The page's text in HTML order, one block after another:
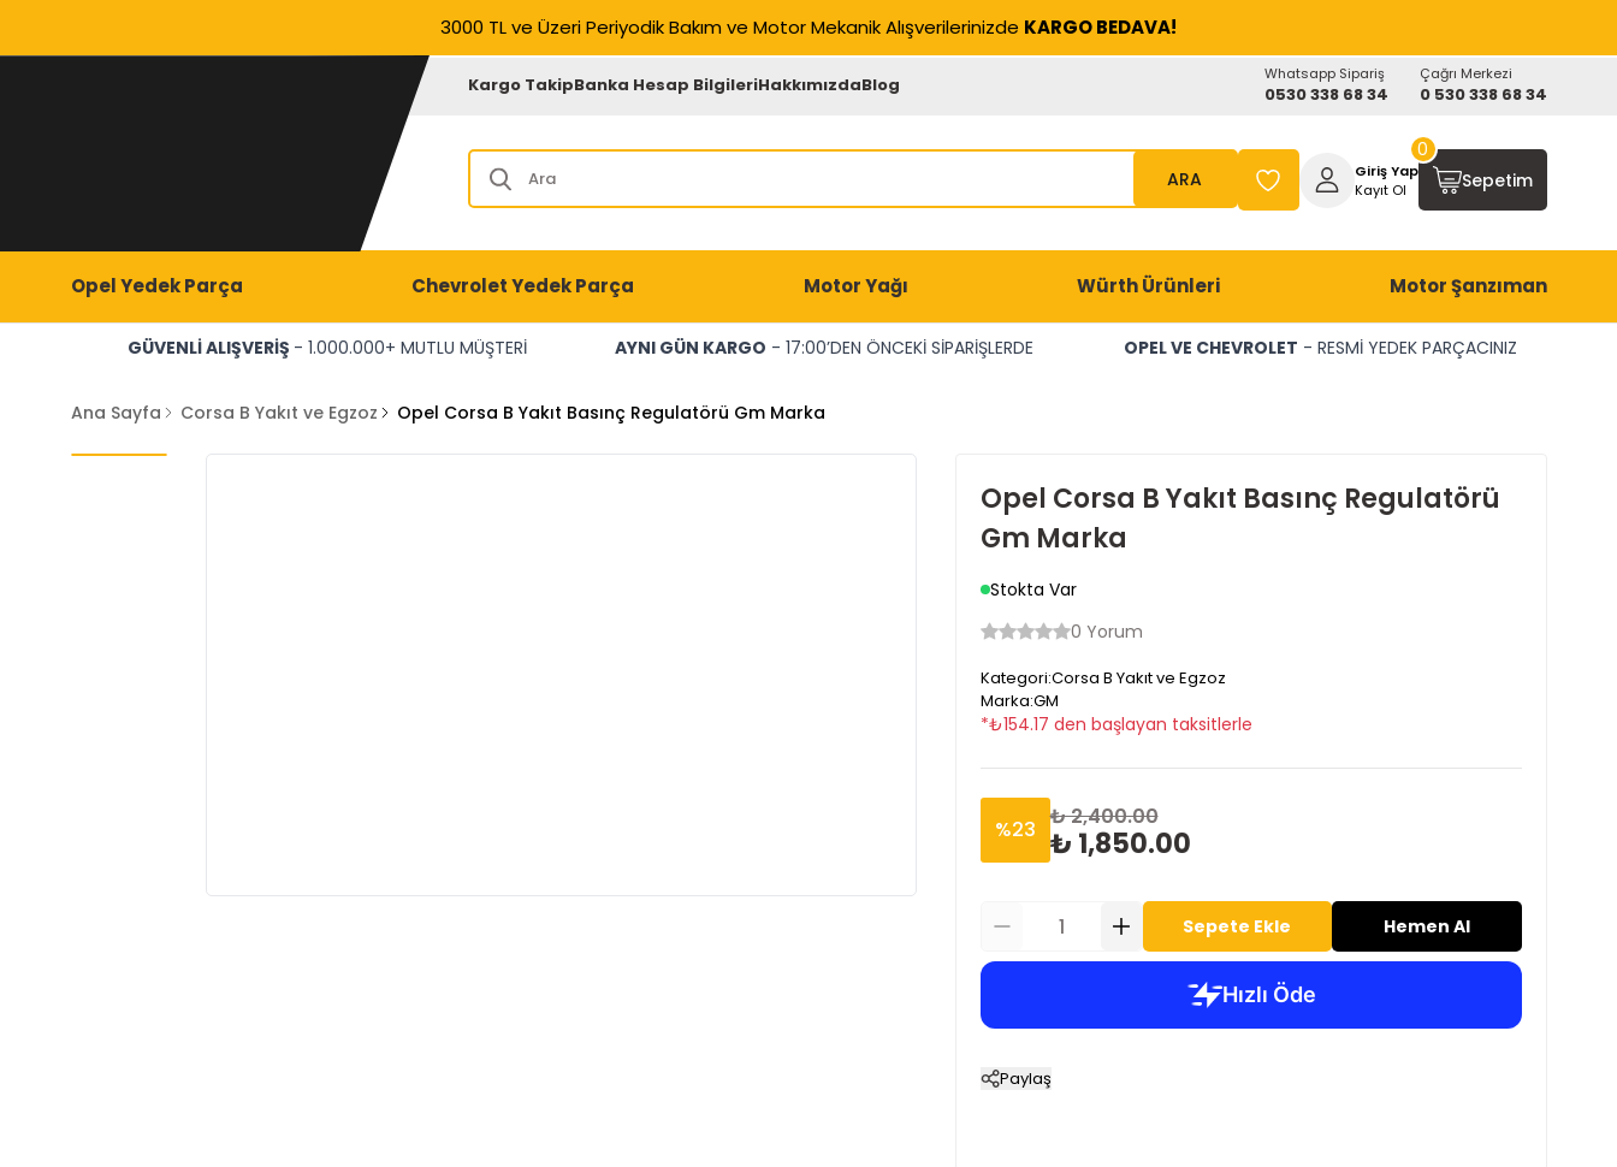
3000 TL ve Üzeri Periyodik Bakım ve Motor Mekanik Alışverilerinizde KARGO BEDAVA!
Kargo TakipBanka Hesap BilgileriHakkımızdaBlog Whatsapp Sipariş
0530 338 68 34
Çağrı Merkezi
0 530 338 68 34
ARA
Giriş Yap
Kayıt Ol
Sepetim
0
Opel Yedek Parça Chevrolet Yedek Parça Motor Yağı Würth Ürünleri Motor Şanzıman
GÜVENLİ ALIŞVERİŞ - 1.000.000+ MUTLU MÜŞTERİ AYNI GÜN KARGO - 17:00’DEN ÖNCEKİ SİPARİŞLERDE OPEL VE CHEVROLET - RESMİ YEDEK PARÇACINIZ
Ana Sayfa Corsa B Yakıt ve Egzoz Opel Corsa B Yakıt Basınç Regulatörü Gm Marka
Opel Corsa B Yakıt Basınç Regulatörü
Gm Marka
Stokta Var
0 Yorum
Kategori:Corsa B Yakıt ve Egzoz
Marka:GM
*₺154.17 den başlayan taksitlerle
%23 ₺ 2,400.00
₺ 1,850.00
Sepete Ekle Hemen Al
Paylaş